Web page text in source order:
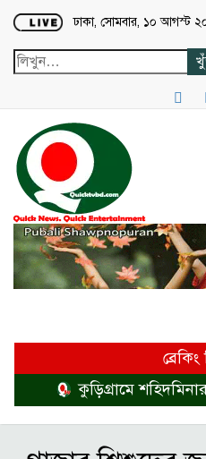
Loading...
ঢাকা, সোমবার, ১০ আগস্ট
কুড়িগ্রামে